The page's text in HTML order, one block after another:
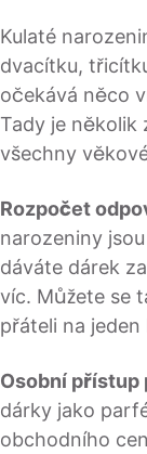
Kulaté
dvacítku,
očekává něco
Tady je několik
všechny
Rozpočet
narozeniny
dáváte dárek
víc. Můžete se
přáteli na
Osobní
dárky jako
obchodního